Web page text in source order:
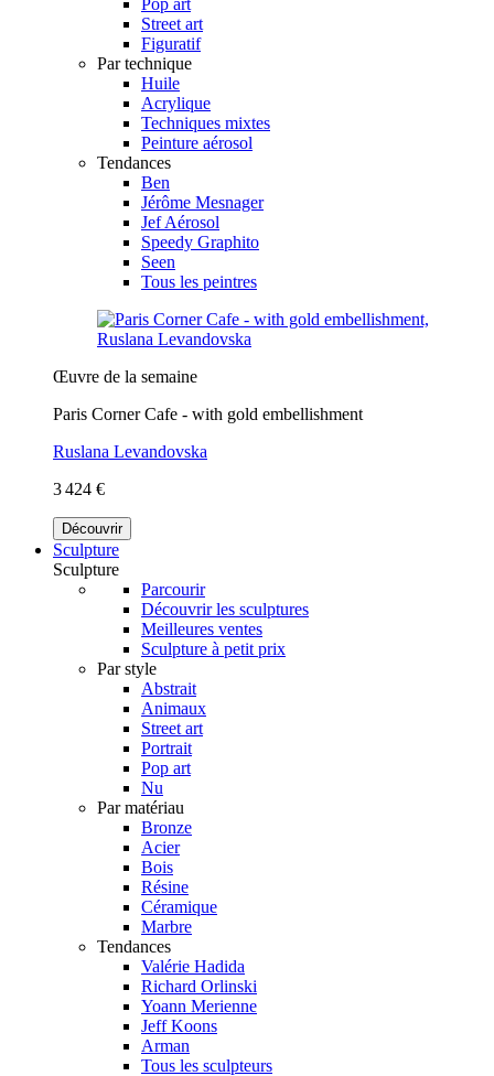
Street art
Figuratif
Par technique
Huile
Acrylique
Techniques mixtes
Peinture aérosol
Tendances
Ben
Jérôme Mesnager
Jef Aérosol
Speedy Graphito
Seen
Tous les peintres
Œuvre de la semaine
Paris Corner Cafe - with gold embellishment
Ruslana Levandovska
3 424 €
Découvrir
Sculpture
Sculpture
Parcourir
Découvrir les sculptures
Meilleures ventes
Sculpture à petit prix
Par style
Abstrait
Animaux
Street art
Portrait
Pop art
Nu
Par matériau
Bronze
Acier
Bois
Résine
Céramique
Marbre
Tendances
Valérie Hadida
Richard Orlinski
Yoann Merienne
Jeff Koons
Arman
Tous les sculpteurs